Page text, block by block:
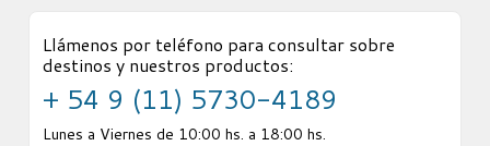
Llámenos por teléfono para consultar sobre
destinos y nuestros productos:
+ 54 9 (11) 5730-4189
Lunes a Viernes de 10:00 hs. a 18:00 hs.